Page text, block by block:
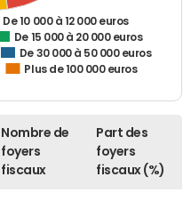
De 10 000 à 12 000 euros
De 15 000 à 20 000 euros
De 30 000 à 50 000 euros
Plus de 100 000 euros
Nombre de
foyers
fiscaux
Part des
foyers
fiscaux (%)